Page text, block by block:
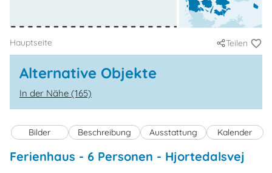
Hauptseite Teilen
Alternative Objekte
In der Nähe (165)
Bilder Beschreibung Ausstattung Kalender
Ferienhaus - 6 Personen - Hjortedalsvej